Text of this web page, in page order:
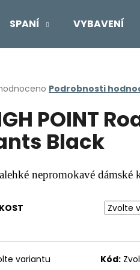
SPANÍ VYBAVENÍ
Podrobnosti
POINT
Black
nepromokavé dámské
variantu Kód:
HLEDAT